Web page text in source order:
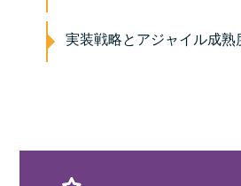
実装戦略とアジャイル成熟